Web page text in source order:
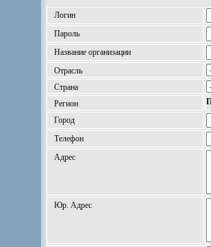
Логин
Пароль
Название организации
Отрасль
Страна
Регион
Город
Телефон
Адрес
Юр. Адрес